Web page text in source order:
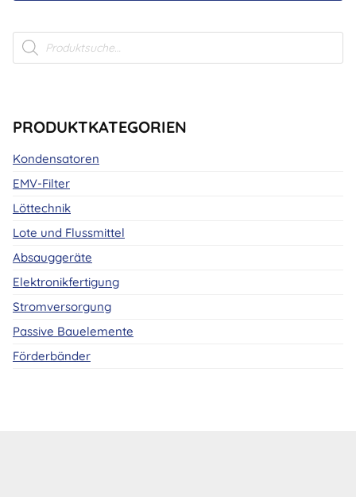
Products
search
PRODUKTKATEGORIEN
Kondensatoren
EMV-Filter
Löttechnik
Lote und Flussmittel
Absauggeräte
Elektronikfertigung
Stromversorgung
Passive Bauelemente
Förderbänder